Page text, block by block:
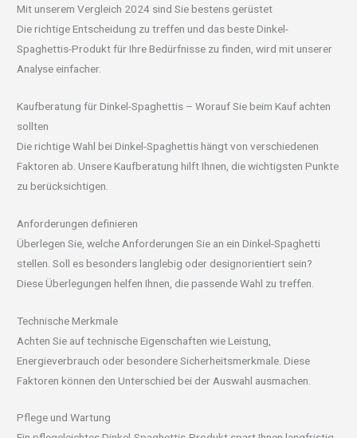
Mit unserem Vergleich 2024 sind Sie bestens gerüstet
Die richtige Entscheidung zu treffen und das beste Dinkel-
Spaghettis-Produkt für Ihre Bedürfnisse zu finden, wird mit unserer
Analyse einfacher.
Kaufberatung für Dinkel-Spaghettis – Worauf Sie beim Kauf achten
sollten
Die richtige Wahl bei Dinkel-Spaghettis hängt von verschiedenen
Faktoren ab. Unsere Kaufberatung hilft Ihnen, die wichtigsten Punkte
zu berücksichtigen.
Anforderungen definieren
Überlegen Sie, welche Anforderungen Sie an ein Dinkel-Spaghetti
stellen. Soll es besonders langlebig oder designorientiert sein?
Diese Überlegungen helfen Ihnen, die passende Wahl zu treffen.
Technische Merkmale
Achten Sie auf technische Eigenschaften wie Leistung,
Energieverbrauch oder besondere Sicherheitsmerkmale. Diese
Faktoren können den Unterschied bei der Auswahl ausmachen.
Pflege und Wartung